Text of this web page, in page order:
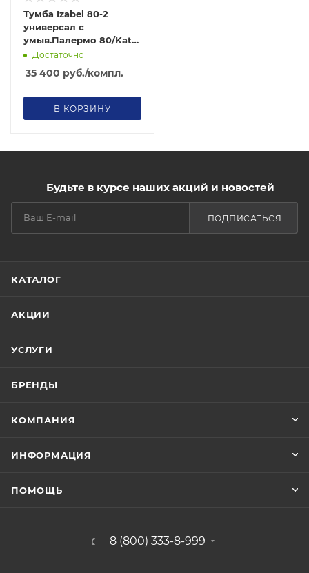
Тумба Izabel 80-2
универсал с
умыв.Палермо 80/Katy
80 "AURA"
Достаточно
35 400 руб./компл.
В КОРЗИНУ
Будьте в курсе наших акций и новостей
ПОДПИСАТЬСЯ
КАТАЛОГ
АКЦИИ
УСЛУГИ
БРЕНДЫ
КОМПАНИЯ
ИНФОРМАЦИЯ
ПОМОЩЬ
8 (800) 333-8-999